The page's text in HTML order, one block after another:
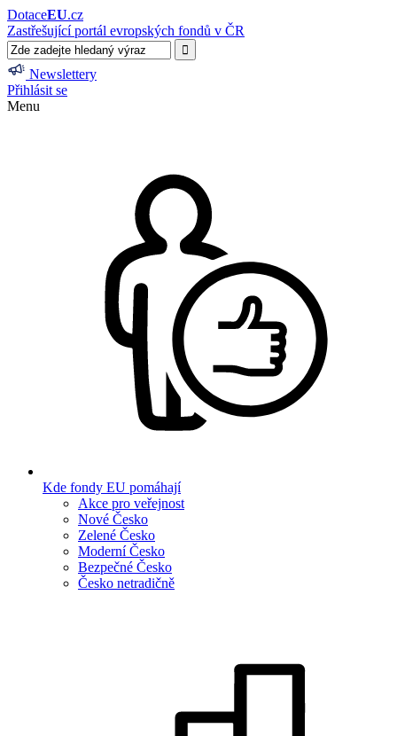
DotaceEU.cz
Zastřešující portál evropských fondů v ČR
Newslettery
Přihlásit se
Menu
Kde fondy EU pomáhají
Akce pro veřejnost
Nové Česko
Zelené Česko
Moderní Česko
Bezpečné Česko
Česko netradičně